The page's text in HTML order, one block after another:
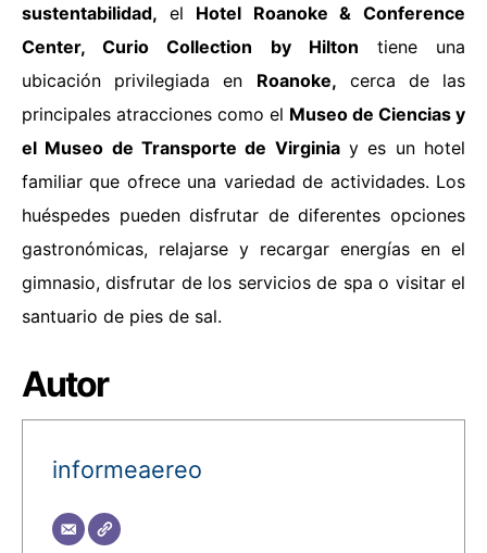
sustentabilidad, el Hotel Roanoke & Conference
Center, Curio Collection by Hilton tiene una
ubicación privilegiada en Roanoke, cerca de las
principales atracciones como el Museo de Ciencias y
el Museo de Transporte de Virginiay es un hotel
familiar que ofrece una variedad de actividades. Los
huéspedes pueden disfrutar de diferentes opciones
gastronómicas, relajarse y recargar energías en el
gimnasio, disfrutar de los servicios de spa o visitar el
santuario de pies de sal.
Autor
informeaereo